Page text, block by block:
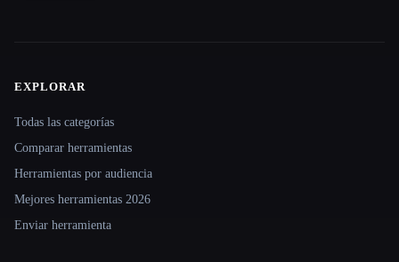
Site navigation
EXPLORAR
Todas las categorías
Comparar herramientas
Herramientas por audiencia
Mejores herramientas 2026
Enviar herramienta